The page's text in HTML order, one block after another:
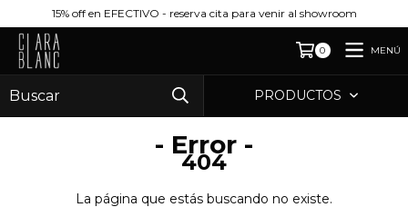
15% off en EFECTIVO - reserva cita para venir al showroom
0 MENÚ
PRODUCTOS
- Error -
404
La página que estás buscando no existe.